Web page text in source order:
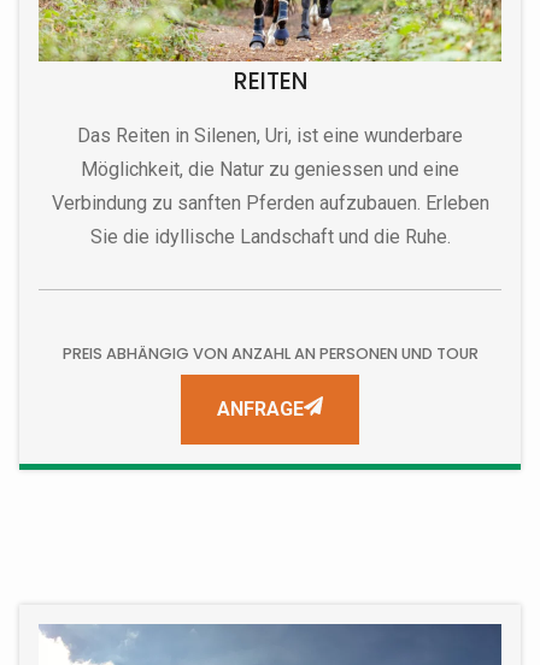
REITEN
Das Reiten in Silenen, Uri, ist eine wunderbare
Möglichkeit, die Natur zu geniessen und eine
Verbindung zu sanften Pferden aufzubauen. Erleben
Sie die idyllische Landschaft und die Ruhe.
PREIS ABHÄNGIG VON ANZAHL AN PERSONEN UND TOUR
ANFRAGE